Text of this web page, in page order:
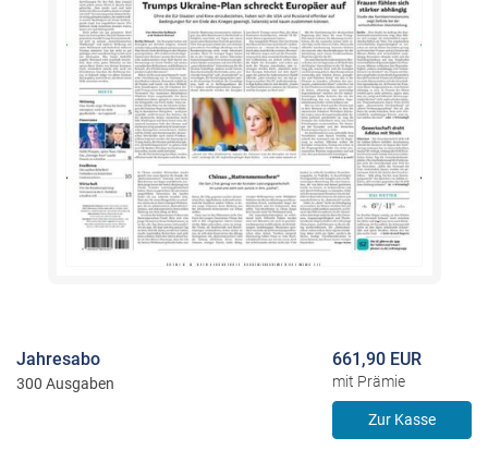
Jahresabo
300 Ausgaben
661,90 EUR
mit Prämie
Zur Kasse